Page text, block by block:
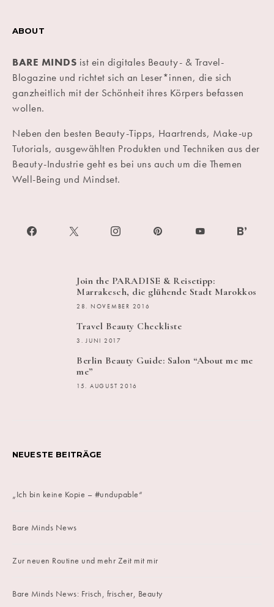
ABOUT
BARE MINDS ist ein digitales Beauty- & Travel-
Blogazine und richtet sich an Leser*innen, die sich
ganzheitlich mit der Schönheit ihres Körpers befassen
wollen.
Neben den besten Beauty-Tipps, Haartrends, Make-up
Tutorials, ausgewählten Produkten und Techniken aus der
Beauty-Industrie geht es bei uns auch um die Themen
Well-Being und Mindset.
Join the PARADISE & Reisetipp:
Marrakesch, die glühende Stadt Marokkos
28. NOVEMBER 2016
Travel Beauty Checkliste
3. JUNI 2017
Berlin Beauty Guide: Salon “About me me
me”
15. AUGUST 2016
NEUESTE BEITRÄGE
„Ich bin keine Kopie – #undupable“
Bare Minds News
Zur neuen Routine und mehr Zeit mit mir
Bare Minds News: Frisch, frischer, Beauty